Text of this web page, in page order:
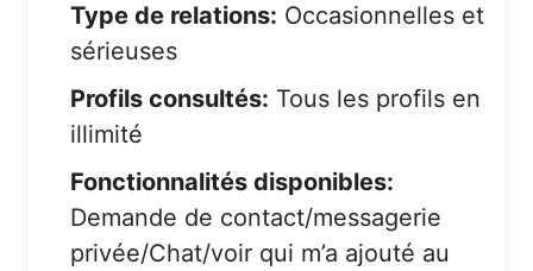
Type de relations: Occasionnelles et
sérieuses
Profils consultés: Tous les profils en
illimité
Fonctionnalités disponibles:
Demande de contact/messagerie
privée/Chat/voir qui m’a ajouté au